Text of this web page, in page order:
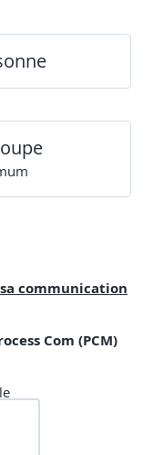
communication
Com (PCM)